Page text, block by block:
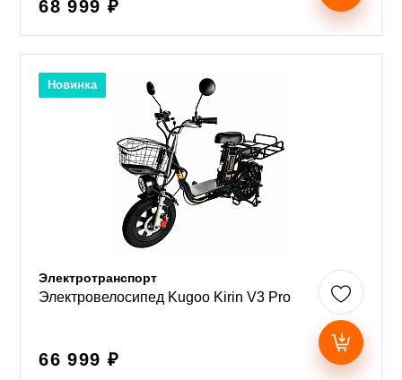
68 999 ₽
Новинка
Электротранспорт
Электровелосипед Kugoo Kirin V3 Pro
66 999 ₽